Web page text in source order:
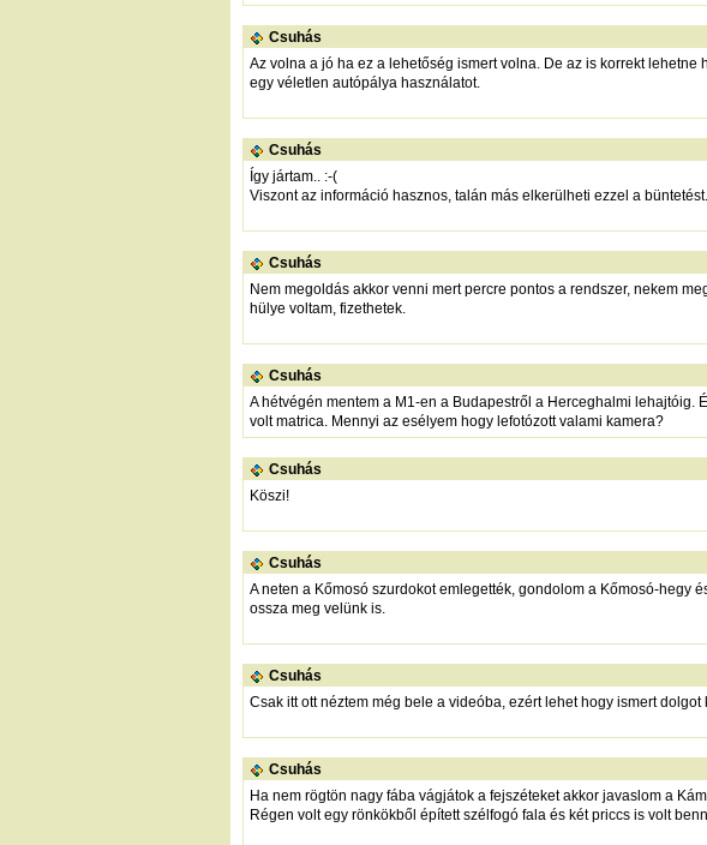
Csuhás
Az volna a jó ha ez a lehetőség ismert volna. De az is korrekt
egy véletlen autópálya használatot.
Csuhás
Így jártam.. :-(
Viszont az információ hasznos, talán más elkerülheti ezzel a büntetést.
Csuhás
Nem megoldás akkor venni mert percre pontos a rendszer, nekem
hülye voltam, fizethetek.
Csuhás
A hétvégén mentem a M1-en a Budapestről a Herceghalmi lehajtóig.
volt matrica. Mennyi az esélyem hogy lefotózott valami kamera?
Csuhás
Köszi!
Csuhás
A neten a Kőmosó szurdokot emlegették, gondolom a Kőmosó-hegy
ossza meg velünk is.
Csuhás
Csak itt ott néztem még bele a videóba, ezért lehet hogy ismert
Csuhás
Ha nem rögtön nagy fába vágjátok a fejszéteket akkor javaslom a
Régen volt egy rönkökből épített szélfogó fala és két priccs is volt